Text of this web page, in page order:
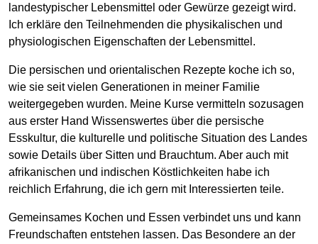
landestypischer Lebensmittel oder Gewürze gezeigt wird.
Ich erkläre den Teilnehmenden die physikalischen und
physiologischen Eigenschaften der Lebensmittel.
Die persischen und orientalischen Rezepte koche ich so,
wie sie seit vielen Generationen in meiner Familie
weitergegeben wurden. Meine Kurse vermitteln sozusagen
aus erster Hand Wissenswertes über die persische
Esskultur, die kulturelle und politische Situation des Landes
sowie Details über Sitten und Brauchtum. Aber auch mit
afrikanischen und indischen Köstlichkeiten habe ich
reichlich Erfahrung, die ich gern mit Interessierten teile.
Gemeinsames Kochen und Essen verbindet uns und kann
Freundschaften entstehen lassen. Das Besondere an der